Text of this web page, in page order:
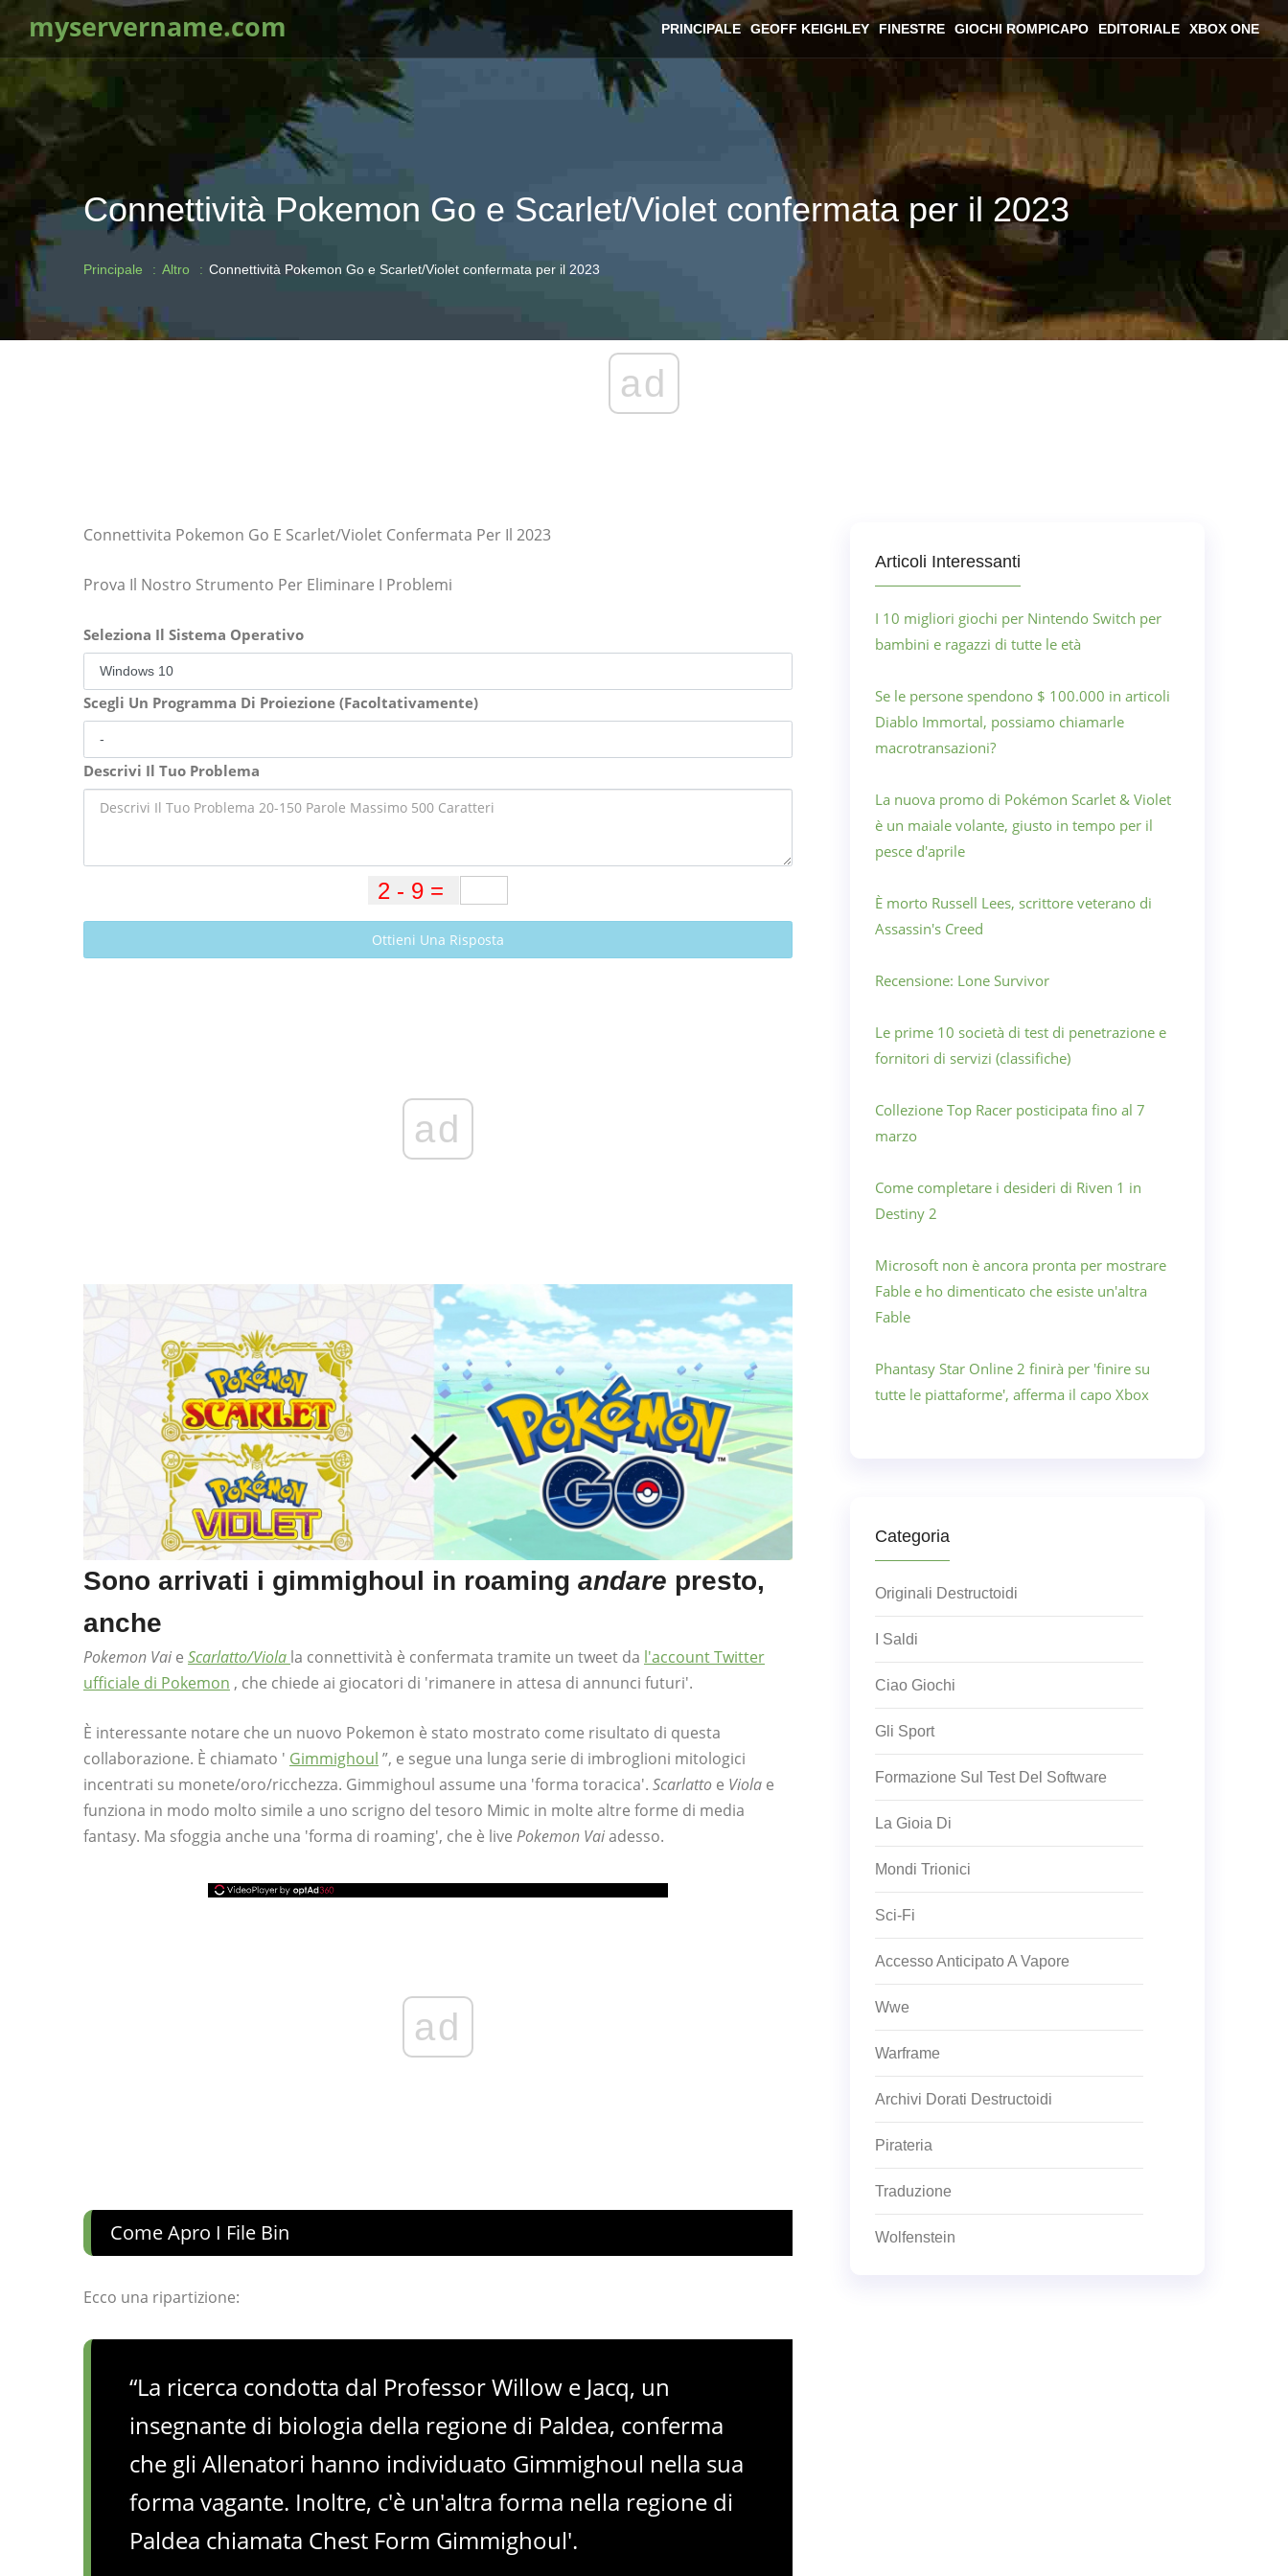
myservername.com PRINCIPALE GEOFF KEIGHLEY FINESTRE GIOCHI ROMPICAPO EDITORIALE XBOX ONE
Connettività Pokemon Go e Scarlet/Violet confermata per il 2023
Principale Altro Connettività Pokemon Go e Scarlet/Violet confermata per il 2023
ad
Connettivita Pokemon Go E Scarlet/violet Confermata Per Il 2023
Prova Il Nostro Strumento Per Eliminare I Problemi
Seleziona Il Sistema Operativo
Scegli Un Programma Di Proiezione (Facoltativamente)
Descrivi Il Tuo Problema
Ottieni Una Risposta
ad
Sono arrivati ​​i gimmighoul in roaming andare presto,
anche
Pokemon Vai e Scarlatto/Viola la connettività è confermata tramite un tweet da l'account Twitter
ufficiale di Pokemon , che chiede ai giocatori di 'rimanere in attesa di annunci futuri'.
È interessante notare che un nuovo Pokemon è stato mostrato come risultato di questa
collaborazione. È chiamato ' Gimmighoul ”, e segue una lunga serie di imbroglioni mitologici
incentrati su monete/oro/ricchezza. Gimmighoul assume una 'forma toracica'. Scarlatto e Viola e
funziona in modo molto simile a uno scrigno del tesoro Mimic in molte altre forme di media
fantasy. Ma sfoggia anche una 'forma di roaming', che è live Pokemon Vaiadesso.
ad
Come Apro I File Bin
Ecco una ripartizione:
“La ricerca condotta dal Professor Willow e Jacq, un
insegnante di biologia della regione di Paldea, conferma
che gli Allenatori hanno individuato Gimmighoul nella sua
forma vagante. Inoltre, c'è un'altra forma nella regione di
Paldea chiamata Chest Form Gimmighoul'.
Articoli Interessanti
I 10 migliori giochi per Nintendo Switch per
bambini e ragazzi di tutte le età
Se le persone spendono $ 100.000 in articoli
Diablo Immortal, possiamo chiamarle
macrotransazioni?
La nuova promo di Pokémon Scarlet & Violet
è un maiale volante, giusto in tempo per il
pesce d'aprile
È morto Russell Lees, scrittore veterano di
Assassin's Creed
Recensione: Lone Survivor
Le prime 10 società di test di penetrazione e
fornitori di servizi (classifiche)
Collezione Top Racer posticipata fino al 7
marzo
Come completare i desideri di Riven 1 in
Destiny 2
Microsoft non è ancora pronta per mostrare
Fable e ho dimenticato che esiste un'altra
Fable
Phantasy Star Online 2 finirà per 'finire su
tutte le piattaforme', afferma il capo Xbox
Categoria
Originali Destructoidi
I Saldi
Ciao Giochi
Gli Sport
Formazione Sul Test Del Software
La Gioia Di
Mondi Trionici
Sci-Fi
Accesso Anticipato A Vapore
Wwe
Warframe
Archivi Dorati Destructoidi
Pirateria
Traduzione
Wolfenstein